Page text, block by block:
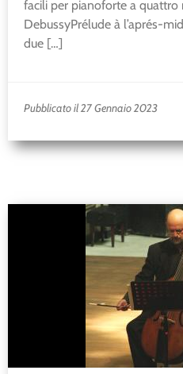
facili per pianoforte a quattro
DebussyPrélude à l’aprés-
due […]
Pubblicato il 27 Gennaio 2023